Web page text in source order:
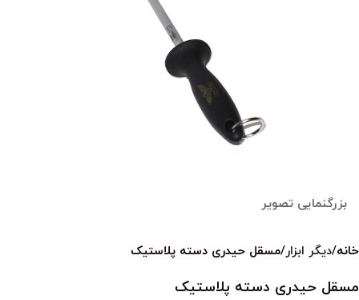
بزرگنمایی تصویر
خانه دیگر ابزار مسقل حیدری دسته پلاستیک
مسقل حیدری دسته پلاستیک